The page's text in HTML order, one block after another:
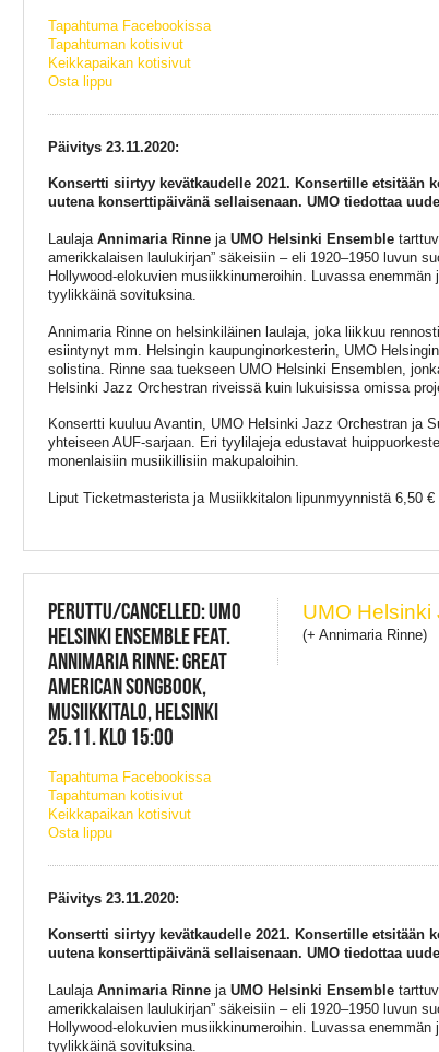
Tapahtuma Facebookissa
Tapahtuman kotisivut
Keikkapaikan kotisivut
Osta lippu
Päivitys 23.11.2020:
Konsertti siirtyy kevätkaudelle 2021. Konsertille etsitään
uutena konserttipäivänä sellaisenaan. UMO tiedottaa
Laulaja Annimaria Rinneja UMO Helsinki Ensemble
amerikkalaisen laulukirjan” säkeisiin – eli 1920–1950 luvun
Hollywood-elokuvien musiikkinumeroihin. Luvassa
tyylikkäinä sovituksina.
Annimaria Rinne on helsinkiläinen laulaja, joka liikkuu
esiintynyt mm. Helsingin kaupunginorkesterin, UMO
solistina. Rinne saa tuekseen UMO Helsinki Ensemblen,
Helsinki Jazz Orchestran riveissä kuin lukuisissa omissa
Konsertti kuuluu Avantin, UMO Helsinki Jazz Orchestran ja
yhteiseen AUF-sarjaan. Eri tyylilajeja edustavat
monenlaisiin musiikillisiin makupaloihin.
Liput Ticketmasterista ja Musiikkitalon lipunmyynnistä 6,50 €
PERUTTU/CANCELLED: UMO
HELSINKI ENSEMBLE FEAT.
ANNIMARIA RINNE: GREAT
AMERICAN SONGBOOK,
MUSIIKKITALO, HELSINKI
25.11. KLO 15:00
Tapahtuma Facebookissa
Tapahtuman kotisivut
Keikkapaikan kotisivut
Osta lippu
UMO
(+ Annimaria Rinne)
Päivitys 23.11.2020:
Konsertti siirtyy kevätkaudelle 2021. Konsertille etsitään
uutena konserttipäivänä sellaisenaan. UMO tiedottaa
Laulaja Annimaria Rinneja UMO Helsinki Ensemble
amerikkalaisen laulukirjan” säkeisiin – eli 1920–1950 luvun
Hollywood-elokuvien musiikkinumeroihin. Luvassa
tyylikkäinä sovituksina.